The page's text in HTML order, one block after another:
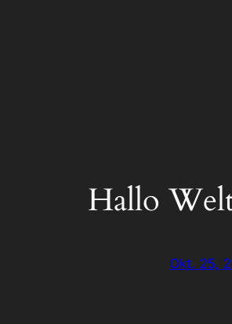
Hallo
Okt. 25,